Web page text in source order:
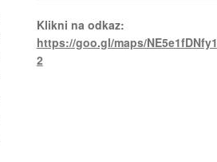
Klikni na odkaz:
https://goo.gl/maps/NE5e1fDNfy1
2